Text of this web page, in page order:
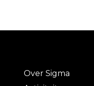
Over Sigma